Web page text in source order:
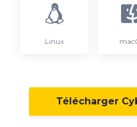
Linux
Télécharger